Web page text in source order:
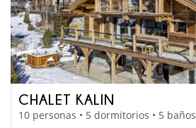
CHALET KALIN
10 personas • 5 dormitorios • 5 baños